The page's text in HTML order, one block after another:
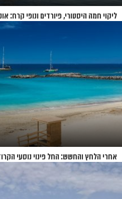
ליקוי חמה היסטורי, פיורדים ונופי
אחרי הלחץ והחשש: החל פינוי נוסעי